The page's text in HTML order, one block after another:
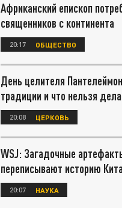
Африканский епископ
священников с континента
20:17 ОБЩЕСТВО
День целителя
традиции и что нельзя
20:08 ЦЕРКОВЬ
WSJ: Загадочные
переписывают историю
20:07 НАУКА